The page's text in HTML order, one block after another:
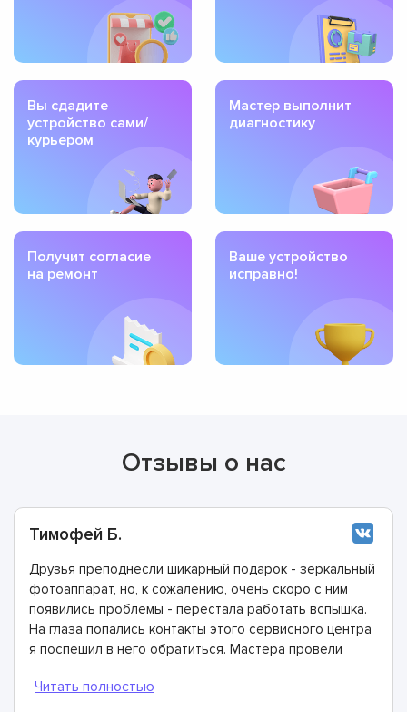
Вы сдадите
устройство сами/
курьером
Мастер выполнит
диагностику
Получит согласие
на ремонт
Ваше устройство
исправно!
Отзывы о нас
Тимофей Б.
Друзья преподнесли шикарный подарок - зеркальный
фотоаппарат, но, к сожалению, очень скоро с ним
появились проблемы - перестала работать вспышка.
На глаза попались контакты этого сервисного центра
я поспешил в него обратиться. Мастера провели
плате вспышки, которую необходимо заменить.